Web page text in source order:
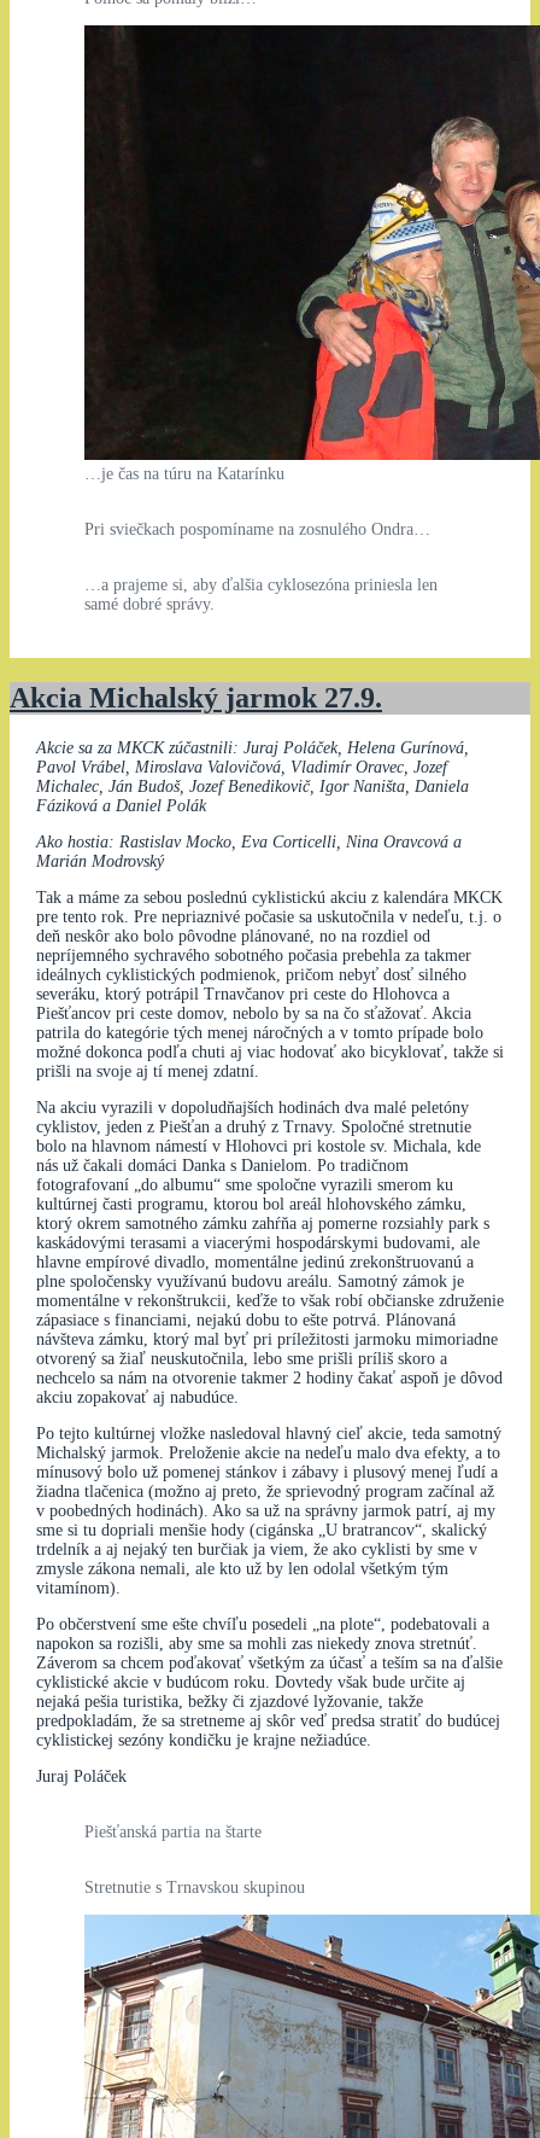
…je čas na túru na Katarínku
Pri sviečkach pospomíname na zosnulého Ondra…
…a prajeme si, aby ďalšia cyklosezóna priniesla len
samé dobré správy.
Akcia Michalský jarmok 27.9.
Akcie sa za MKCK zúčastnili: Juraj Poláček, Helena Gurínová,
Pavol Vrábel, Miroslava Valovičová, Vladimír Oravec, Jozef
Michalec, Ján Budoš, Jozef Benedikovič, Igor Naništa, Daniela
Fáziková a Daniel Polák
Ako hostia: Rastislav Mocko, Eva Corticelli, Nina Oravcová a
Marián Modrovský
Tak a máme za sebou poslednú cyklistickú akciu z kalendára MKCK
pre tento rok. Pre nepriaznivé počasie sa uskutočnila v nedeľu, t.j. o
deň neskôr ako bolo pôvodne plánované, no na rozdiel od
nepríjemného sychravého sobotného počasia prebehla za takmer
ideálnych cyklistických podmienok, pričom nebyť dosť silného
severáku, ktorý potrápil Trnavčanov pri ceste do Hlohovca a
Piešťancov pri ceste domov, nebolo by sa na čo sťažovať. Akcia
patrila do kategórie tých menej náročných a v tomto prípade bolo
možné dokonca podľa chuti aj viac hodovať ako bicyklovať, takže si
prišli na svoje aj tí menej zdatní.
Na akciu vyrazili v dopoludňajších hodinách dva malé peletóny
cyklistov, jeden z Piešťan a druhý z Trnavy. Spoločné stretnutie
bolo na hlavnom námestí v Hlohovci pri kostole sv. Michala, kde
nás už čakali domáci Danka s Danielom. Po tradičnom
fotografovaní „do albumu“ sme spoločne vyrazili smerom ku
kultúrnej časti programu, ktorou bol areál hlohovského zámku,
ktorý okrem samotného zámku zahŕňa aj pomerne rozsiahly park s
kaskádovými terasami a viacerými hospodárskymi budovami, ale
hlavne empírové divadlo, momentálne jedinú zrekonštruovanú a
plne spoločensky využívanú budovu areálu. Samotný zámok je
momentálne v rekonštrukcii, keďže to však robí občianske združenie
zápasiace s financiami, nejakú dobu to ešte potrvá. Plánovaná
návšteva zámku, ktorý mal byť pri príležitosti jarmoku mimoriadne
otvorený sa žiaľ neuskutočnila, lebo sme prišli príliš skoro a
nechcelo sa nám na otvorenie takmer 2 hodiny čakať aspoň je dôvod
akciu zopakovať aj nabudúce.
Po tejto kultúrnej vložke nasledoval hlavný cieľ akcie, teda samotný
Michalský jarmok. Preloženie akcie na nedeľu malo dva efekty, a to
mínusový bolo už pomenej stánkov i zábavy i plusový menej ľudí a
žiadna tlačenica (možno aj preto, že sprievodný program začínal až
v poobedných hodinách). Ako sa už na správny jarmok patrí, aj my
sme si tu dopriali menšie hody (cigánska „U bratrancov“, skalický
trdelník a aj nejaký ten burčiak ja viem, že ako cyklisti by sme v
zmysle zákona nemali, ale kto už by len odolal všetkým tým
vitamínom).
Po občerstvení sme ešte chvíľu posedeli „na plote“, podebatovali a
napokon sa rozišli, aby sme sa mohli zas niekedy znova stretnúť.
Záverom sa chcem poďakovať všetkým za účasť a teším sa na ďalšie
cyklistické akcie v budúcom roku. Dovtedy však bude určite aj
nejaká pešia turistika, bežky či zjazdové lyžovanie, takže
predpokladám, že sa stretneme aj skôr veď predsa stratiť do budúcej
cyklistickej sezóny kondičku je krajne nežiadúce.
Juraj Poláček
Piešťanská partia na štarte
Stretnutie s Trnavskou skupinou